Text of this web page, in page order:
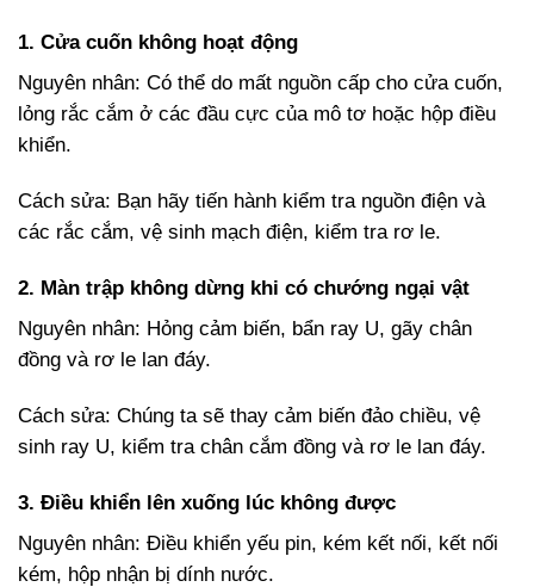
1. Cửa cuốn không hoạt động
Nguyên nhân: Có thể do mất nguồn cấp cho cửa cuốn,
lỏng rắc cắm ở các đầu cực của mô tơ hoặc hộp điều
khiển.
Cách sửa: Bạn hãy tiến hành kiểm tra nguồn điện và
các rắc cắm, vệ sinh mạch điện, kiểm tra rơ le.
2. Màn trập không dừng khi có chướng ngại vật
Nguyên nhân: Hỏng cảm biến, bẩn ray U, gãy chân
đồng và rơ le lan đáy.
Cách sửa: Chúng ta sẽ thay cảm biến đảo chiều, vệ
sinh ray U, kiểm tra chân cắm đồng và rơ le lan đáy.
3. Điều khiển lên xuống lúc không được
Nguyên nhân: Điều khiển yếu pin, kém kết nối, kết nối
kém, hộp nhận bị dính nước.